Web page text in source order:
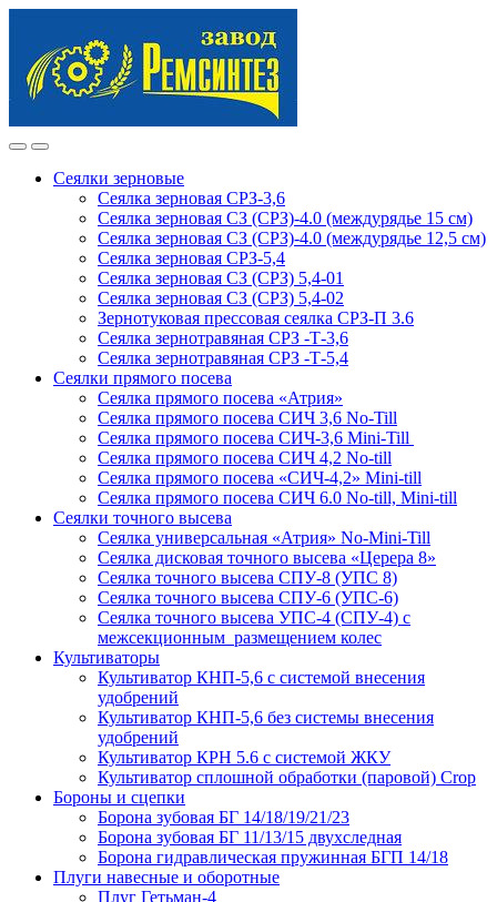
navigation
content
Сеялки зерновые
Сеялка зерновая СРЗ-3,6
Сеялка зерновая СЗ (СРЗ)-4.0 (междурядье 15 см)
Сеялка зерновая СЗ (СРЗ)-4.0 (междурядье 12,5 см)
Сеялка зерновая СРЗ-5,4
Сеялка зерновая СЗ (СРЗ) 5,4-01
Сеялка зерновая СЗ (СРЗ) 5,4-02
Зернотуковая прессовая сеялка СРЗ-П 3.6
Сеялка зернотравяная СРЗ -Т-3,6
Сеялка зернотравяная СРЗ -Т-5,4
Сеялки прямого посева
Сеялка прямого посева «Атрия»
Сеялка прямого посева СИЧ 3,6 No-Till
Сеялка прямого посева СИЧ-3,6 Mini-Till
Сеялка прямого посева СИЧ 4,2 No-till
Сеялка прямого посева «СИЧ-4,2» Mini-till
Сеялка прямого посева СИЧ 6.0 No-till, Mini-till
Сеялки точного высева
Сеялка универсальная «Атрия» No-Mini-Till
Сеялка дисковая точного высева «Церера 8»
Сеялка точного высева СПУ-8 (УПС 8)
Сеялка точного высева СПУ-6 (УПС-6)
Сеялка точного высева УПС-4 (СПУ-4) с
межсекционным размещением колес
Культиваторы
Культиватор КНП-5,6 с системой внесения
удобрений
Культиватор КНП-5,6 без системы внесения
удобрений
Культиватор КРН 5.6 с системой ЖКУ
Культиватор сплошной обработки (паровой) Crop
Бороны и сцепки
Борона зубовая БГ 14/18/19/21/23
Борона зубовая БГ 11/13/15 двухследная
Борона гидравлическая пружинная БГП 14/18
Плуги навесные и оборотные
Плуг Гетьман-4